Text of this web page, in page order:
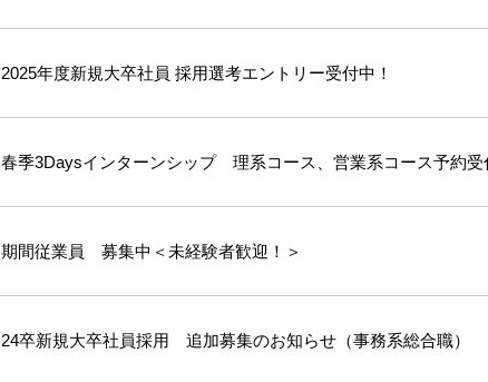
2025年度新規大卒社員 採用選考エントリー受付中！
春季3Daysインターンシップ 理系コース、営業系コース予約受
期間従業員 募集中＜未経験者歓迎！＞
24卒新規大卒社員採用 追加募集のお知らせ（事務系総合職）